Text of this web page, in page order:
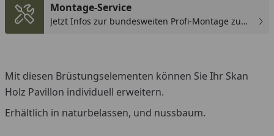
Montage-Service
Jetzt Infos zur bundesweiten Profi-Montage zum
Mit diesen Brüstungselementen können Sie Ihr Skan
Holz Pavillon individuell erweitern.
Erhältlich in naturbelassen, und nussbaum.